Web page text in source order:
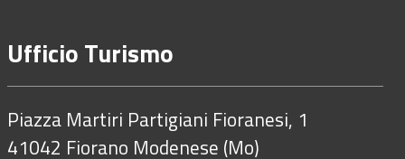
Ufficio Turismo
Piazza Martiri Partigiani Fioranesi, 1
41042 Fiorano Modenese (Mo)